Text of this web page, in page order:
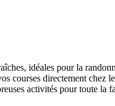
idéales pour la
courses directement chez
activités pour toute la